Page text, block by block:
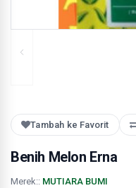
Tambah ke Favorit
Benih Melon Erna
Merek:: MUTIARA BUMI